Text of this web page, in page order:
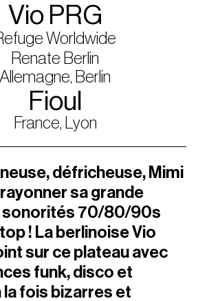
Vio PRG
Worldwide
Renate Berlin
Allemagne, Berlin
Fioul
France, Lyon
défricheuse, Mimi
sa grande
sonorités 70/80/90s
! La berlinoise Vio
sur ce plateau avec
funk, disco et
fois bizarres et